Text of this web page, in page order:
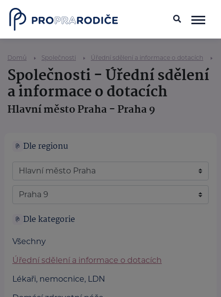
Domů Společnosti Úřední sdělení a informace o dotacích
Společnosti - Úřední sdělení
a informace o dotacích
Hlavní město Praha - Praha 9
Dle regionu
Dle kategorie
Všechny
Úřední sdělení a informace o dotacích
Lékaři, nemocnice, LDN